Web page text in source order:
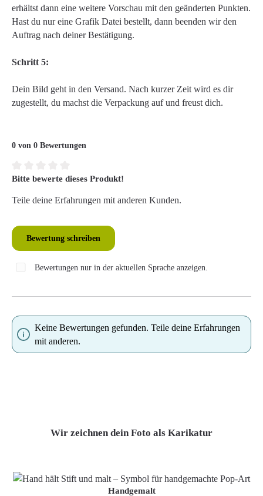
erhältst dann eine weitere Vorschau mit den geänderten Punkten.
Hast du nur eine Grafik Datei bestellt, dann beenden wir den
Auftrag nach deiner Bestätigung.
Schritt 5:
Dein Bild geht in den Versand. Nach kurzer Zeit wird es dir
zugestellt, du machst die Verpackung auf und freust dich.
0 von 0 Bewertungen
Durchschnittliche Bewertung von 0 von 5 Sternen
Bitte bewerte dieses Produkt!
Teile deine Erfahrungen mit anderen Kunden.
Bewertung schreiben
Bewertungen nur in der aktuellen Sprache anzeigen.
Keine Bewertungen gefunden. Teile deine Erfahrungen
mit anderen.
Wir zeichnen dein Foto als Karikatur
Handgemalt